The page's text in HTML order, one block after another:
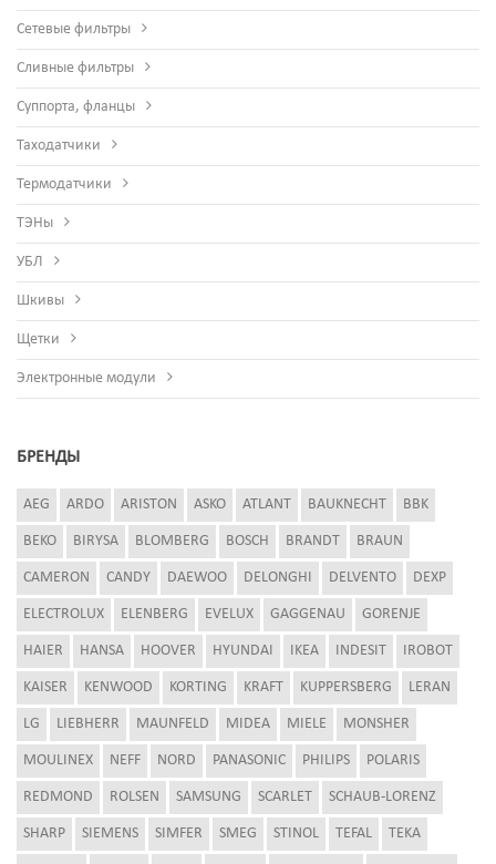
Сетевые фильтры
Сливные фильтры
Суппорта, фланцы
Таходатчики
Термодатчики
ТЭНы
УБЛ
Шкивы
Щетки
Электронные модули
БРЕНДЫ
AEG ARDO ARISTON ASKO ATLANT BAUKNECHT BBK
BEKO BIRYSA BLOMBERG BOSCH BRANDT BRAUN
CAMERON CANDY DAEWOO DELONGHI DELVENTO DEXP
ELECTROLUX ELENBERG EVELUX GAGGENAU GORENJE
HAIER HANSA HOOVER HYUNDAI IKEA INDESIT IROBOT
KAISER KENWOOD KORTING KRAFT KUPPERSBERG LERAN
LG LIEBHERR MAUNFELD MIDEA MIELE MONSHER
MOULINEX NEFF NORD PANASONIC PHILIPS POLARIS
REDMOND ROLSEN SAMSUNG SCARLET SCHAUB-LORENZ
SHARP SIEMENS SIMFER SMEG STINOL TEFAL TEKA